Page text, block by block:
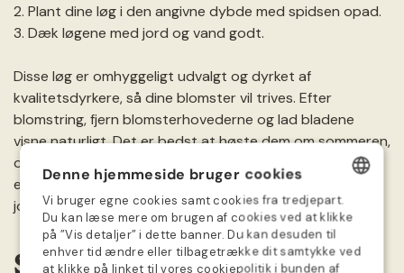
2. Plant dine løg i den angivne dybde med spidsen opad.
3. Dæk løgene med jord og vand godt.
Disse løg er omhyggeligt udvalgt og dyrket af
kvalitetsdyrkere, så dine blomster vil trives. Efter
blomstring, fjern blomsterhovederne og lad bladene
visne naturligt. Det er bedst at høste dem om sommeren,
opbevare dem et tørt sted og plante de største løg om
efteråret. Sørg for at kontrollere og vedligeholde
jordfugtigheden, især i tørt vejr.
Såkalender
DANISH
GERMAN
Denne hjemmeside bruger cookies
Vi bruger egne cookies samt cookies fra tredjepart.
Du kan læse mere om brugen af cookies ved at klikke
på ”Vis detaljer” i dette banner. Du kan desuden til
enhver tid ændre eller tilbagetrække dit samtykke ved
at klikke på linket til vores cookiepolitik i bunden af